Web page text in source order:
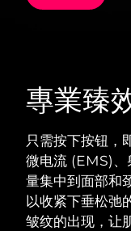
專業臻
只需按下按钮，
微电流 (EMS)
量集中到面部和
以收紧下垂松弛
皱纹的出现，让
紅光療法
面部清潔
Anti-
奧地利
比利時
百慕達